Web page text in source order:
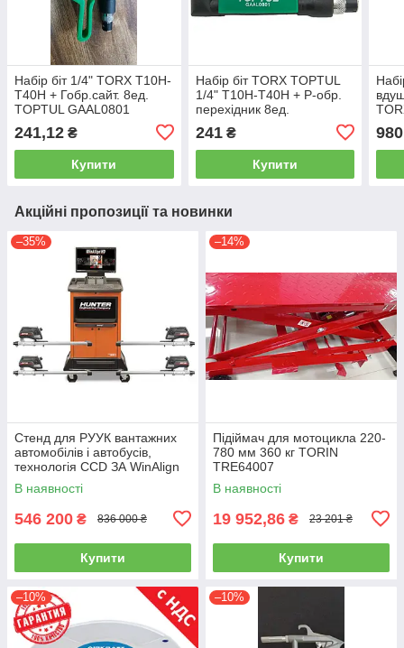
Набір біт 1/4" TORX T10H-
T40H + Гобр.сайт. 8ед.
TOPTUL GAAL0801
241,12 ₴
Купити
Набір біт TORX TOPTUL
1/4" T10H-T40H + Р-обр.
перехідник 8ед.
241₴
Купити
Акційні пропозиції та новинки
–35%
Стенд для РУУК вантажних
автомобілів і автобусів,
технологія CCD ЗА WinAlign
HUNTER WA510E-DSP740T
В наявності
546 200 ₴ 836 000 ₴
Купити
–14%
Підіймач для мотоцикла 220-
780 мм 360 кг TORIN
TRE64007
В наявності
19 952,86 ₴ 23 201 ₴
Купити
–10% –10%